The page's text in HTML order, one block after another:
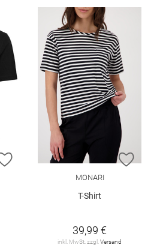
ZUR WUNSCHLISTE HINZUFÜGEN
ZUR
MONARI
T-Shirt
39,99 €
inkl. MwSt. zzgl.Versand